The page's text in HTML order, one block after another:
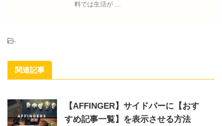
料では生活が ...
-
関連記事
【AFFINGER】サイドバーに【おす
すめ記事一覧】を表示させる方法